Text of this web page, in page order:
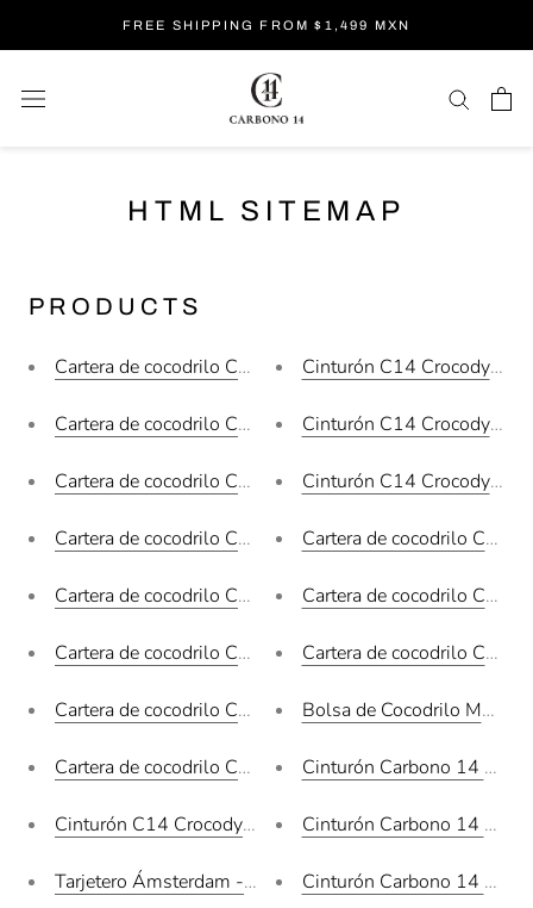
FREE SHIPPING FROM $1,499 MXN
HTML SITEMAP
PRODUCTS
Cartera de cocodrilo C-11
Cartera de cocodrilo C-10
Cartera de cocodrilo C-08
Cartera de cocodrilo C-06
Cartera de cocodrilo C-03
Cartera de cocodrilo C-04
Cartera de cocodrilo C-02
Cartera de cocodrilo C-01
Cinturón C14 Crocodylus Moreletii Negro / Hebilla Oro
Tarjetero Ámsterdam - Crocodylus Moreletii Vino
Cinturón C14 Crocodylus
Cinturón C14 Crocodylus
Cinturón C14 Crocodylus
Cartera de cocodrilo C-09
Cartera de cocodrilo C-07
Cartera de cocodrilo C-05
Bolsa de Cocodrilo
Cinturón Carbono 14
Cinturón Carbono 14
Cinturón Carbono 14